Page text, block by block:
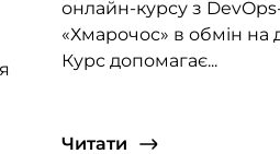
онлайн-курсу з
«Хмарочос» в обмін на
Курс допомагає...
Читати